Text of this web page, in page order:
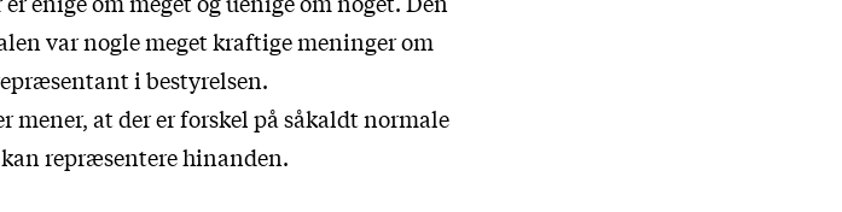
var nogle meget kraftige meninger om
i bestyrelsen.
mener, at der er forskel på såkaldt normale
kan repræsentere hinanden.